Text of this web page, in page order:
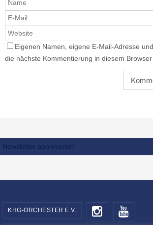
Eigenen Namen, eigene E-Mail-Adresse
die nächste Kommentierung in diesem
Newsletter abonnieren!
KHG-ORCHESTER E.V.